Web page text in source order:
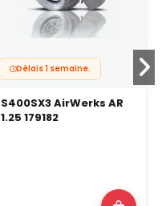
Délais 1 semaine.
S400SX3 AirWerks AR
1.25 179182